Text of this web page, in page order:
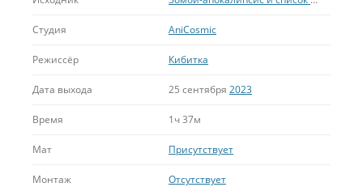
Студия AniCosmic
Режиссёр Кибитка
Дата выхода 25 сентября 2023
Время 1ч 37м
Мат Присутствует
Монтаж Отсутствует